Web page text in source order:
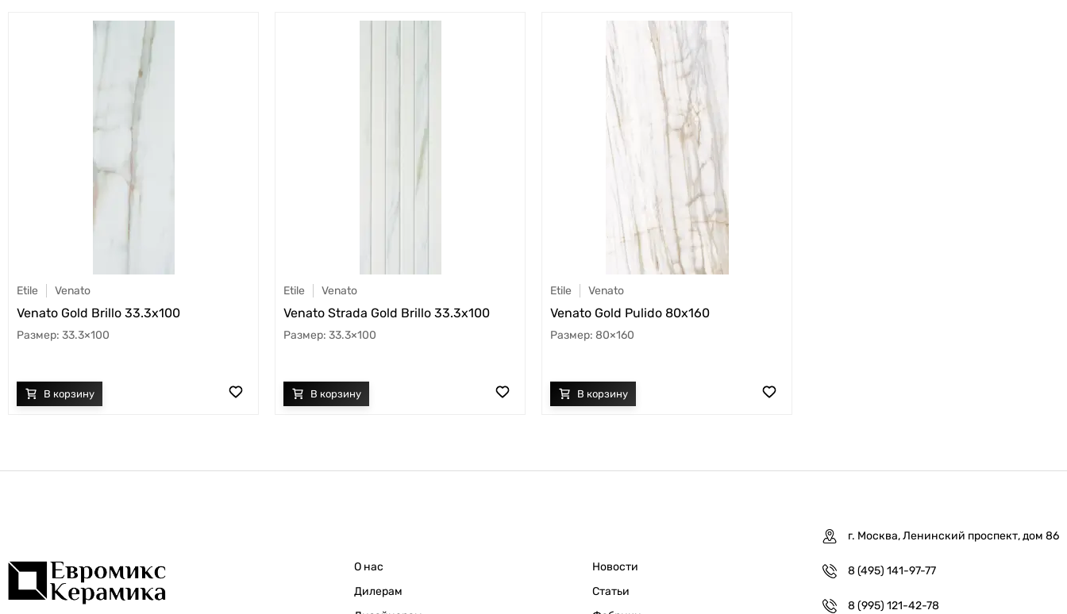
Etile Venato
Venato Gold Brillo 33.3x100
33.3×100
Etile Venato
Venato Strada Gold Brillo 33.3x100
33.3×100
Etile Venato
Venato Gold Pulido 80x160
80×160
О нас
Дилерам
Новости
Статьи
г. Москва, Ленинский проспект, дом 86
8 (495) 141-97-77
8 (995) 121-42-78